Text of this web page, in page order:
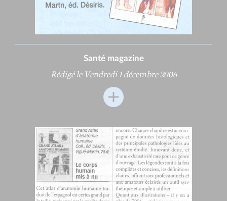
Santé magazine
Rédigé le Vendredi 1 décembre 2006